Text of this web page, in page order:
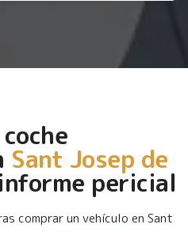
Sant Josep de
pericial
comprar un vehículo en Sant